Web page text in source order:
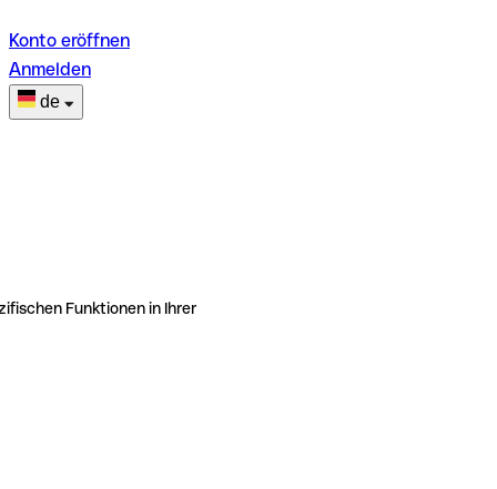
Konto eröffnen
Anmelden
de
Funktionen in Ihrer